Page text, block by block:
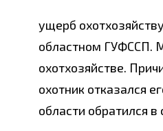
ущерб
областном ГУФССП.
охотхозяйстве.
охотник отказался
области обратился